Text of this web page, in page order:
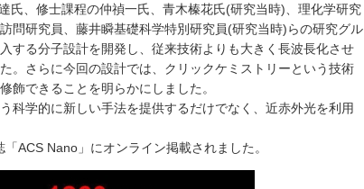
⽒、修⼠課程の仲禎⼀⽒、⻘⽊榛花⽒(研究当時)、理化学研究
問研究員、藤井瞬基礎科学特別研究員(研究当時)らの研究グル
する分⼦設計を開発し、従来技術よりも⼤きく⻑波⻑化させ
。さらに今回の設計では、クリックケミストリーという技術
飾できることを明らかにしました。
科学的に新しい⼿法を提供するだけでなく、近⾚外光を利⽤
ACS Nano」にオンライン掲載されました。